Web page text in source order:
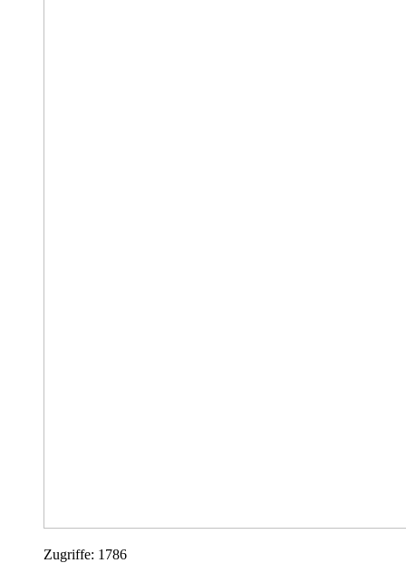
Zugriffe: 1786